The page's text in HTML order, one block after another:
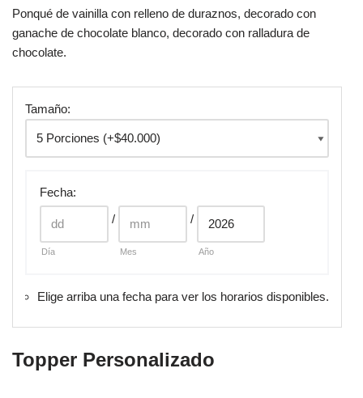
Ponqué de vainilla con relleno de duraznos, decorado con
ganache de chocolate blanco, decorado con ralladura de
chocolate.
Tamaño:
Fecha:
Día
/
Mes
/
Año
Elige arriba una fecha para ver los horarios disponibles.
Topper Personalizado